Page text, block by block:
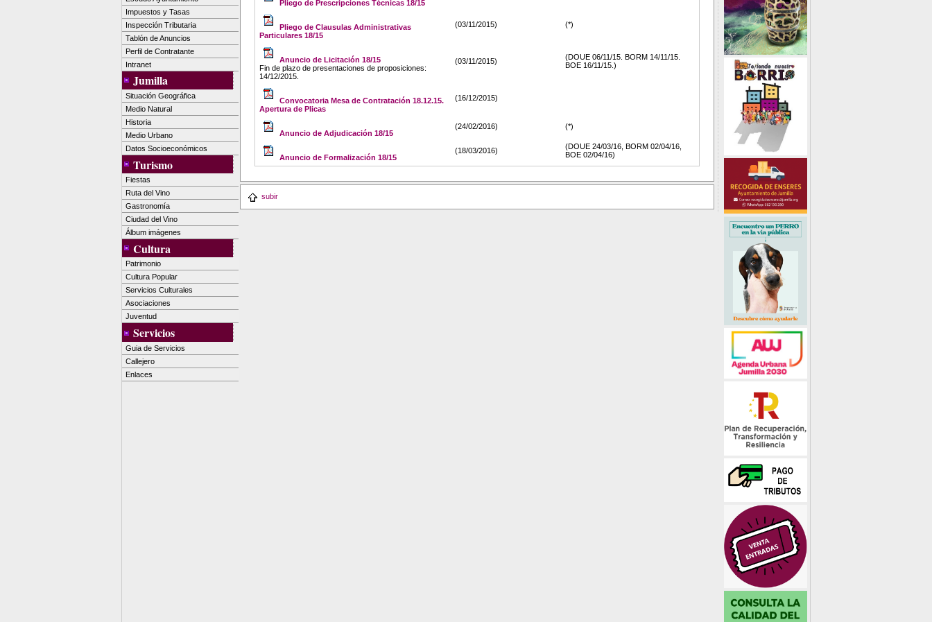
Impuestos y Tasas
Inspección Tributaria
Tablón de Anuncios
Perfil de Contratante
Intranet
Jumilla
Situación Geográfica
Medio Natural
Historia
Medio Urbano
Datos Socioeconómicos
Turismo
Fiestas
Ruta del Vino
Gastronomía
Ciudad del Vino
Álbum imágenes
Cultura
Patrimonio
Cultura Popular
Servicios Culturales
Asociaciones
Juventud
Servicios
Guia de Servicios
Callejero
Enlaces
Pliego de Prescripciones Técnicas 18/15
Pliego de Clausulas Administrativas
Particulares 18/15
(03/11/2015) (*)
Anuncio de Licitación 18/15
Fin de plazo de presentaciones de proposiciones:
14/12/2015.
(03/11/2015)
(DOUE 06/11/15. BORM 14/11/15.
BOE 16/11/15.)
Convocatoria Mesa de Contratación 18.12.15.
Apertura de Plicas
(16/12/2015)
Anuncio de Adjudicación 18/15
(24/02/2016) (*)
Anuncio de Formalización 18/15
(18/03/2016)
(DOUE 24/03/16, BORM 02/04/16,
BOE 02/04/16)
subir